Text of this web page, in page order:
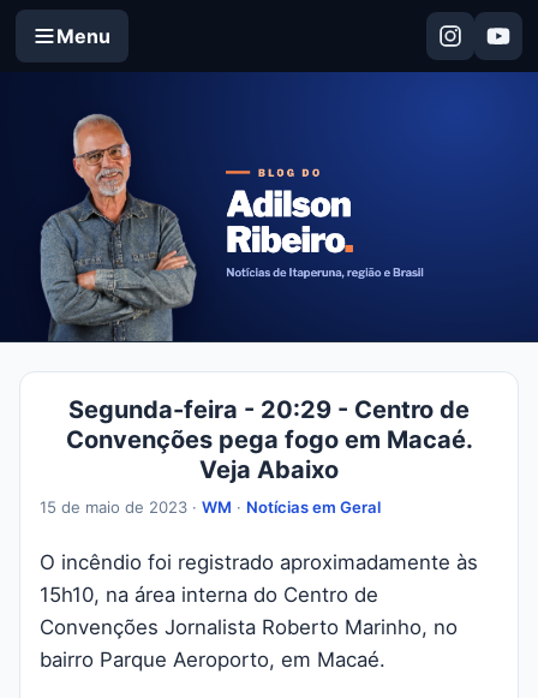
Menu
Segunda-feira - 20:29 - Centro de
Convenções pega fogo em Macaé.
Veja Abaixo
15 de maio de 2023 · WM · Notícias em Geral
O incêndio foi registrado aproximadamente às
15h10, na área interna do Centro de
Convenções Jornalista Roberto Marinho, no
bairro Parque Aeroporto, em Macaé.